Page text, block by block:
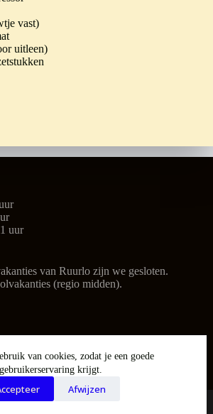
van cookies, zodat je een goede
gebruikerservaring krijgt.
Afwijzen
vast)
uitleen)
uur
van Ruurlo zijn we gesloten.
(regio midden).
openingstijden)
thema door Speel-o-theek De